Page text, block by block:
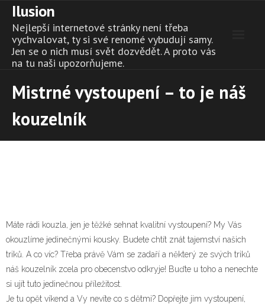
Skip
content
Ilusion
Nejlepší internetové stránky není třeba
vychvalovat, ty si své renomé vybudují samy.
Jen se o nich musí svět dozvědět. A proto vás
na tu naši upozorňujeme.
Mistrné vystoupení – to je náš
kouzelník
Máte rádi kouzla, jen je těžké sehnat kvalitní vystoupení? My Vás
okouzlíme jedinečnými kousky. Budete chtít znát tajemství našich
triků. A co víc? Třeba právě Vám se zadaří a některý ze svých triků
náš kouzelník zcela pro obecenstvo odkryje! Buďte u toho a nenechte
si ujít tuto jedinečnou příležitost.
Je tu opět víkend a Vy nevíte co s dětmi? Dopřejte jim vystoupení,